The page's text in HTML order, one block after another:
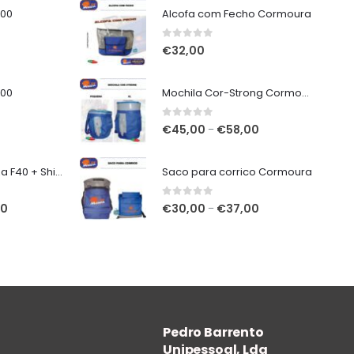
7mt Vega Potenza F40 + Shimano Miravel C5000 XG
Alcofa com Fecho Cormoura
0out of 5
€32,00
Mochila Cor-Strong Cormoura
0out of 5
€45,00 – €58,00
through
Saco para corrico Cormoura
0out of 5
€30,00 – €37,00
Pedro Barrento
Unipessoal, Lda